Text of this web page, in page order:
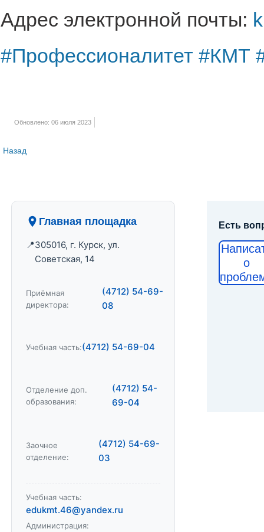
Адрес электронной почты:
#Профессионалитет #КМТ
Обновлено: 06 июля 2023
Назад
Главная площадка
305016, г. Курск, ул.
Советская, 14
Приёмная
директора:
(4712) 54-69-
08
Учебная часть:(4712) 54-69-04
Отделение доп.
образования:
(4712) 54-
69-04
Заочное
отделение:
(4712) 54-69-
03
Учебная часть:
edukmt.46@yandex.ru
Администрация:
Есть
о